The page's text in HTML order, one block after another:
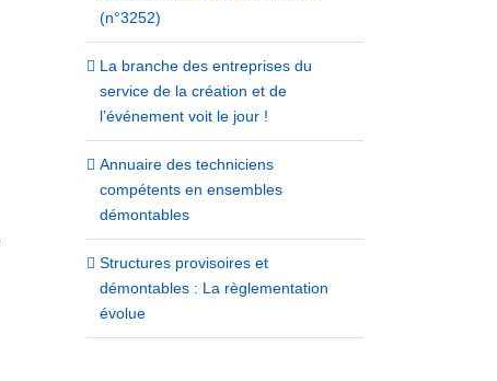
(n°3252)
La branche des entreprises du
service de la création et de
l’événement voit le jour !
Annuaire des techniciens
compétents en ensembles
démontables
Structures provisoires et
démontables : La règlementation
évolue